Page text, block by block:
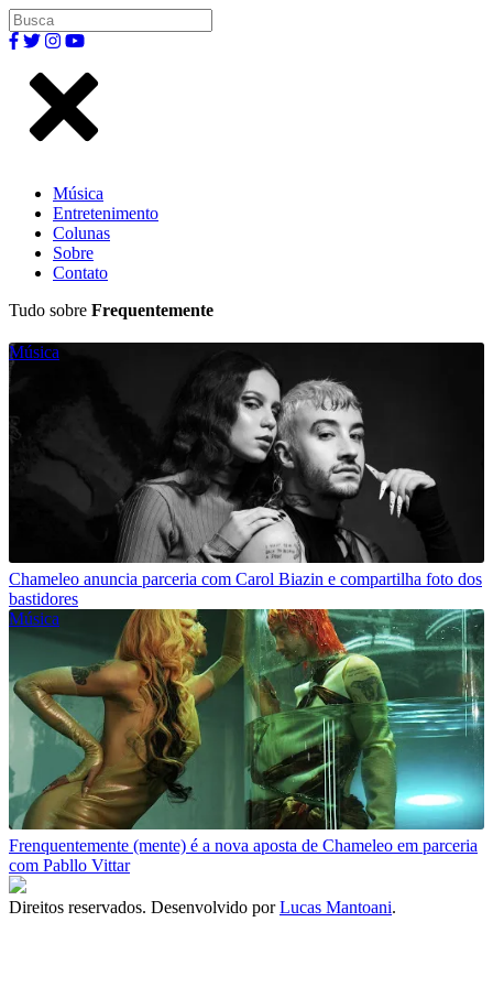
Música
Entretenimento
Colunas
Sobre
Contato
Tudo sobre Frequentemente
Música
Chameleo anuncia parceria com Carol Biazin e compartilha foto dos
bastidores
Música
Frenquentemente (mente) é a nova aposta de Chameleo em parceria
com Pabllo Vittar
Direitos reservados. Desenvolvido porLucas Mantoani.